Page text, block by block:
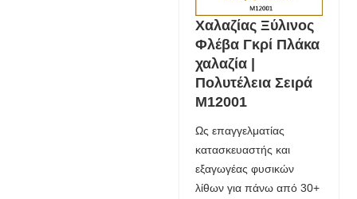
Χαλαζίας Ξύλινος
Φλέβα Γκρί Πλάκα
χαλαζία |
Πολυτέλεια Σειρά
M12001
Ως επαγγελματίας
κατασκευαστής και
εξαγωγέας φυσικών
λίθων για πάνω από 30+